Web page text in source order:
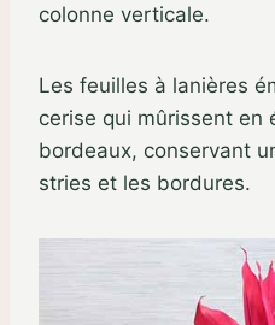
colonne verticale.
Les feuilles à lanières
cerise qui mûrissent en
bordeaux, conservant
stries et les bordures.